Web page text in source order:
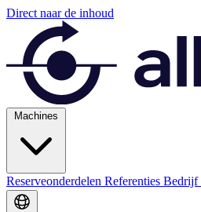
Direct naar de inhoud
Machines
Reserveonderdelen Referenties Bedrijf